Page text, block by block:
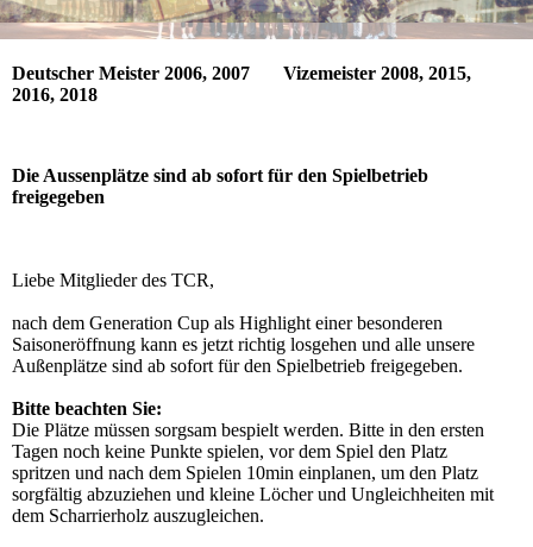
Deutscher Meister 2006, 2007 Vizemeister 2008, 2015,
2016, 2018
Die Aussenplätze sind ab sofort für den Spielbetrieb
freigegeben
Liebe Mitglieder des TCR,
nach dem Generation Cup als Highlight einer besonderen
Saisoneröffnung kann es jetzt richtig losgehen und alle unsere
Außenplätze sind ab sofort für den Spielbetrieb freigegeben.
Bitte beachten Sie:
Die Plätze müssen sorgsam bespielt werden. Bitte in den ersten
Tagen noch keine Punkte spielen, vor dem Spiel den Platz
spritzen und nach dem Spielen 10min einplanen, um den Platz
sorgfältig abzuziehen und kleine Löcher und Ungleichheiten mit
dem Scharrierholz auszugleichen.